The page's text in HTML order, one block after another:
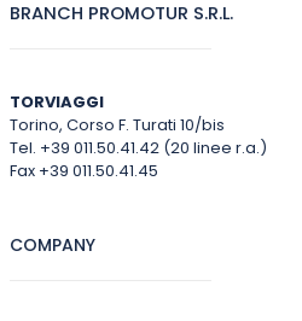
BRANCH PROMOTUR S.R.L.
TORVIAGGI
Torino, Corso F. Turati 10/bis
Tel. +39 011.50.41.42 (20 linee r.a.)
Fax +39 011.50.41.45
COMPANY